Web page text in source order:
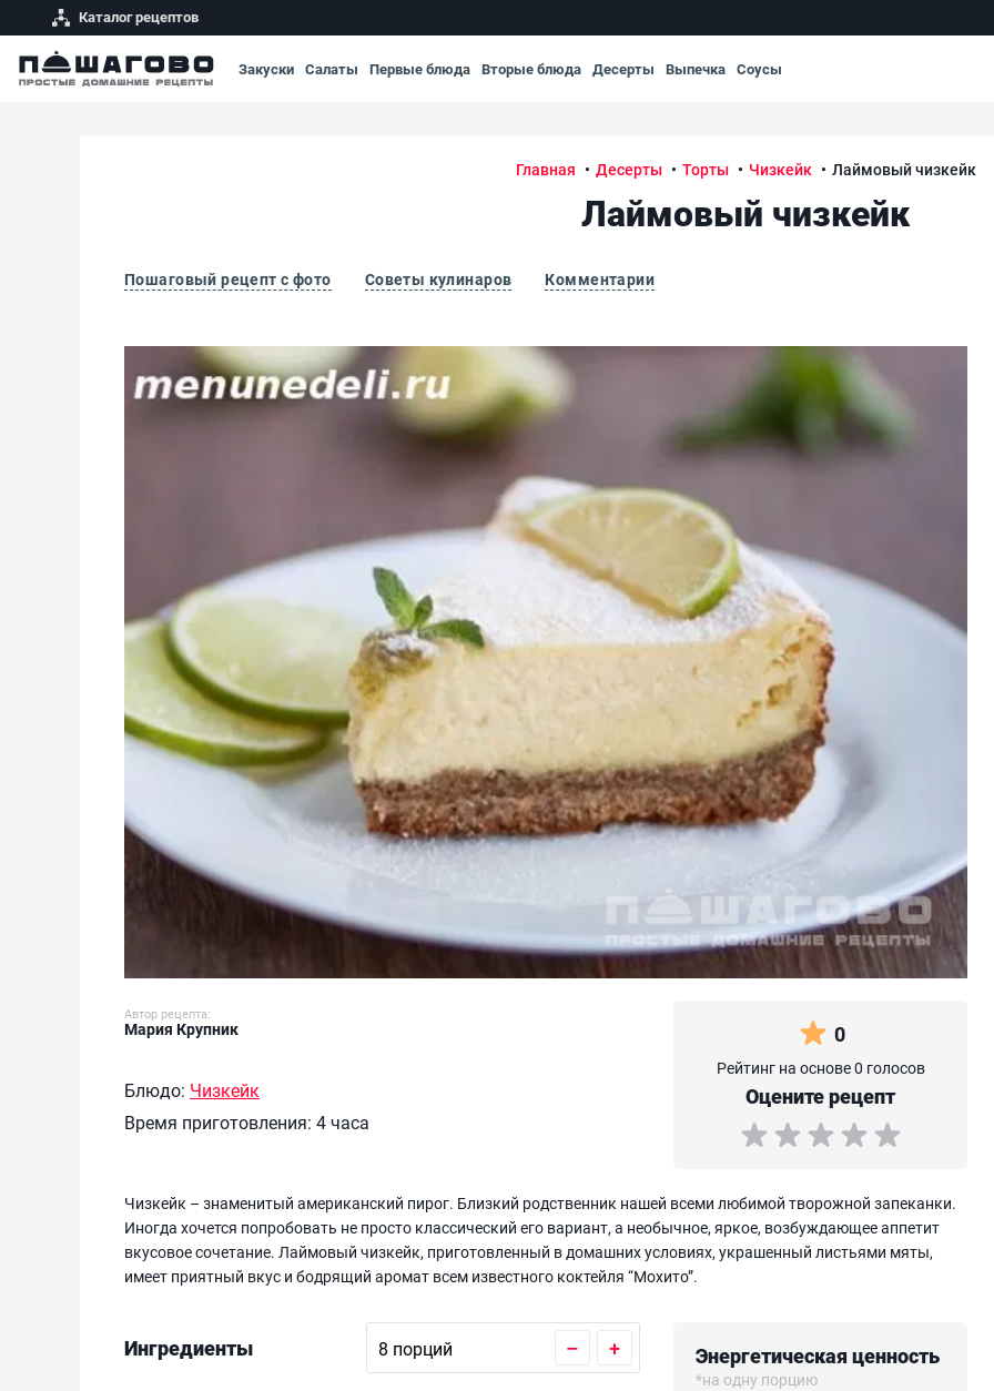
Каталог рецептов
Закуски Салаты Первые блюда Вторые блюда Десерты Выпечка Соусы
Главная Десерты Торты Чизкейк Лаймовый чизкейк
Лаймовый чизкейк
Пошаговый рецепт с фото Советы кулинаров Комментарии
Лаймовый чизкейк
Автор рецепта:
Мария Крупник
Блюдо: Чизкейк
Время приготовления: 4 часа
0
Рейтинг на основе 0 голосов
Оцените рецепт
Чизкейк – знаменитый американский пирог. Близкий родственник нашей всеми любимой творожной запеканки.
Иногда хочется попробовать не просто классический его вариант, а необычное, яркое, возбуждающее аппетит
вкусовое сочетание. Лаймовый чизкейк, приготовленный в домашних условиях, украшенный листьями мяты,
имеет приятный вкус и бодрящий аромат всем известного коктейля “Мохито”.
Ингредиенты – + Энергетическая ценность
*на одну порцию